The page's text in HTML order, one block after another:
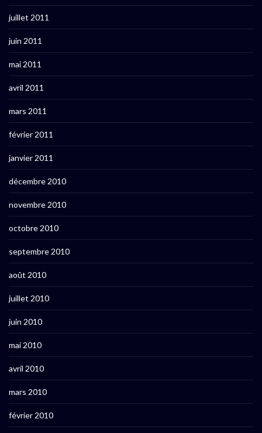
juillet 2011
juin 2011
mai 2011
avril 2011
mars 2011
février 2011
janvier 2011
décembre 2010
novembre 2010
octobre 2010
septembre 2010
août 2010
juillet 2010
juin 2010
mai 2010
avril 2010
mars 2010
février 2010